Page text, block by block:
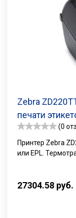
Zebra
печати
(0
Принтер Zebra
или EPL.
27304.58 руб.